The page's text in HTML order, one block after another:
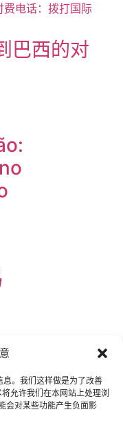
。我们这样做是为了改善
允许我们在本网站上处理浏
会对某些功能产生负面影
巴西的对